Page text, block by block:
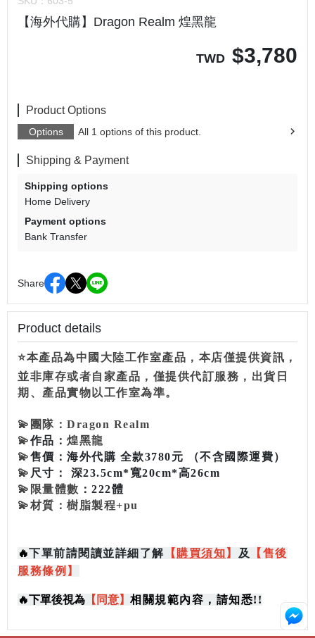
【海外代購】Dragon Realm 煌黑龍
TWD $3,780
Product Options
Options All 1 options of this product.
Shipping & Payment
Shipping options
Home Delivery
Payment options
Bank Transfer
Share
Product details
⭐本產品為中國大陸工作室產品，本店僅提供資訊，
並非庫存或者自家產品，僅提供代訂服務，出貨日
期、產品實物以工作室為準。
💫 團隊： Dragon Realm
💫作品： 煌黑龍
💫售價： 海外代購 全款3780元 （不含國際運費）
💫 尺寸： 深23.5cm*寬20cm*高26cm
💫 限量體數 ：222體
💫材質：樹脂製程+pu
🔥下單前請閱讀並詳細了解 【 購買須知 】 及
【售後
服務條例】
🔥下單後視為 【同意】 相關規範內容，請知悉!!